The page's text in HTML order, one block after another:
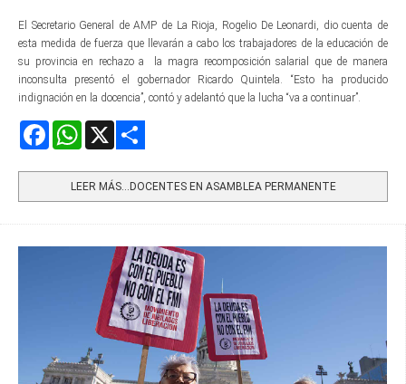
El Secretario General de AMP de La Rioja, Rogelio De Leonardi, dio cuenta de
esta medida de fuerza que llevarán a cabo los trabajadores de la educación de
su provincia en rechazo a la magra recomposición salarial que de manera
inconsulta presentó el gobernador Ricardo Quintela. “Esto ha producido
indignación en la docencia”, contó y adelantó que la lucha “va a continuar”.
FacebookWhatsApp
LEER MÁS…DOCENTES EN ASAMBLEA PERMANENTE